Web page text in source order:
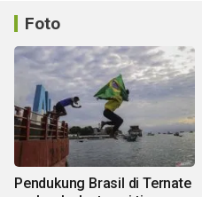
Foto
Pendukung Brasil di Ternate